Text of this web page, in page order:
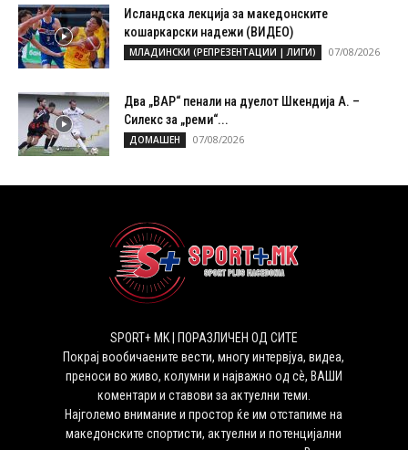
Исландска лекција за македонските
кошаркарски надежи (ВИДЕО)
МЛАДИНСКИ (РЕПРЕЗЕНТАЦИИ | ЛИГИ) 07/08/2026
Два „ВАР“ пенали на дуелот Шкендија А. –
Силекс за „реми“...
ДОМАШЕН 07/08/2026
SPORT+ MK | ПОРАЗЛИЧЕН ОД СИТЕ
Покрај вообичаените вести, многу интервјуа, видеа,
преноси во живо, колумни и најважно од сѐ, ВАШИ
коментари и ставови за актуелни теми.
Најголемо внимание и простор ќе им отстапиме на
македонските спортисти, актуелни и потенцијални